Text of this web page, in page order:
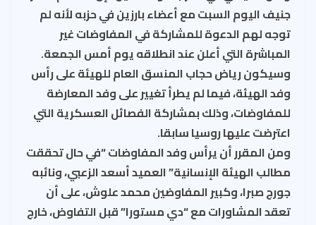
جنيف اليوم السبت مع أعضاء بارزين في حزبه لأنه لم
توجه لهم الدعوة للمشاركة في المفاوضات غير
المباشرة التي أعلن عند انطلاقه يوم أمس الجمعة.
وسيكون رياض حجاب المنسق العام للهيئة على رأس
وفد الهيئة، فيما لم يطرأ تغيير على وفد المعارضة
للمفاوضات، وذلك بمشاركة الفصائل العسكرية التي
اعترضت عليها روسيا سابقا.
ومن المقرر أن يرأس وفد المفاوضات “في حال تحققت
مطالب الهيئة الإنسانية” العميد أسعد الزعبي، ونائبه
جورج صبرا، وكبير المفاوضين محمد علوش، على أن
تعقد المشاورات مع “دي مستورا” قبل التفاوض، خارج